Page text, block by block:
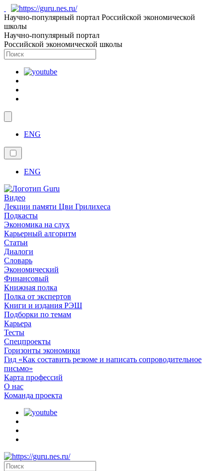
Научно-популярный портал Российской экономической
школы
Научно-популярный портал
Российской экономической школы
ENG
ENG
Видео
Лекции памяти Цви Грилихеса
Подкасты
Экономика на слух
Карьерный алгоритм
Статьи
Диалоги
Словарь
Экономический
Финансовый
Книжная полка
Полка от экспертов
Книги и издания РЭШ
Подборки по темам
Карьера
Тесты
Спецпроекты
Горизонты экономики
Гид «Как составить резюме и написать сопроводительное
письмо»
Карта профессий
О наc
Команда проекта